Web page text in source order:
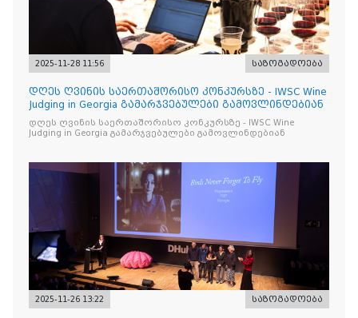
2025-11-28 11:56 საზოგადოება
დღეს ღვინის საერთაშორისო კონკურსზე - IWSC Wine
Judging in Georgia გამარჯვებულები გამოვლინდებიან
დღეს ღვინის საერთაშორისო კონკურსზე - IWSC Wine
Judging in Georgia გამარჯვებულები გამოვლინდებიან
2025-11-26 13:22 საზოგადოება